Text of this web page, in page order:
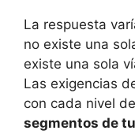
La respuesta
no existe una
existe una sola
Las exigencias
con cada nivel de
segmentos de